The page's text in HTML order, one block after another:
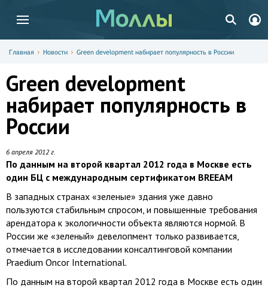
Главная Новости Green development набирает популярность в России
Green development
набирает популярность в
России
6 апреля 2012 г.
По данным на второй квартал 2012 года в Москве есть
один БЦ с международным сертификатом BREEAM
В западных странах «зеленые» здания уже давно
пользуются стабильным спросом, и повышенные требования
арендатора к экологичности объекта являются нормой. В
России же «зеленый» девелопмент только развивается,
отмечается в исследовании консалтинговой компании
Praedium Oncor International.
По данным на второй квартал 2012 года в Москве есть один